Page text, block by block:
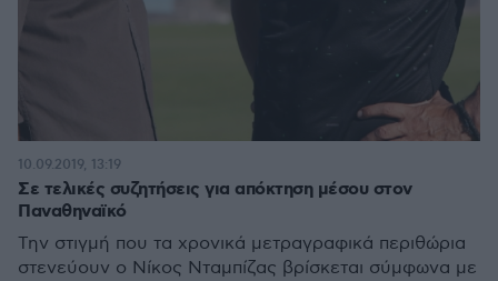
Σε τελικές συζητήσεις για απόκτηση μέσου στον
Παναθηναϊκό
Την στιγμή που τα χρονικά μετραγραφικά περιθώρια
στενεύουν ο Νίκος Νταμπίζας βρίσκεται σύμφωνα με
10.09.2019, 13:19